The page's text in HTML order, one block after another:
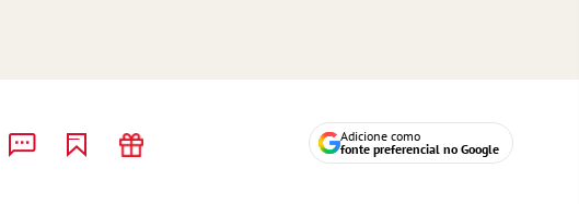
Adicione como
fonte preferencial no Google